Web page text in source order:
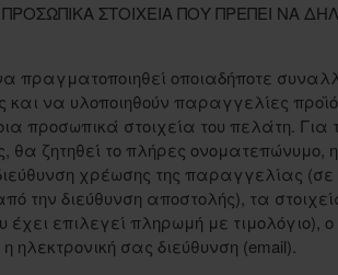
ΠΡΟΣΩΠΙΚΑ ΣΤΟΙΧΕΙΑ ΠΟΥ ΠΡΕΠΕΙ ΝΑ
πραγματοποιηθεί οποιαδήποτε
και να υλοποιηθούν παραγγελίες
προσωπικά στοιχεία του πελάτη. Για
ζητηθεί το πλήρες ονοματεπώνυμο,
χρέωσης της παραγγελίας (σε
την διεύθυνση αποστολής), τα
έχει επιλεγεί πληρωμή με τιμολόγιο),
ηλεκτρονική σας διεύθυνση (email).